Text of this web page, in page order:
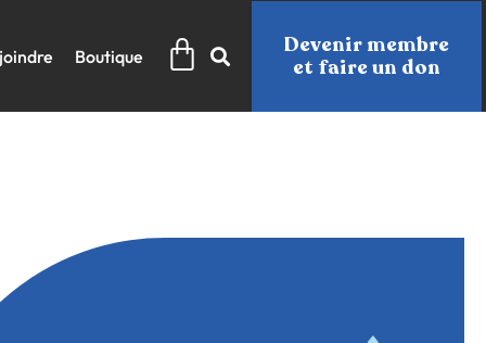
Boutique Panier
Devenir membre
et faire un don